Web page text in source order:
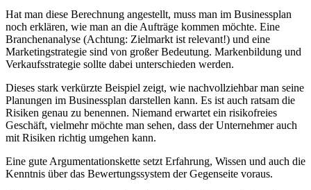
Hat man diese Berechnung angestellt, muss man im Businessplan
noch erklären, wie man an die Aufträge kommen möchte. Eine
Branchenanalyse (Achtung: Zielmarkt ist relevant!) und eine
Marketingstrategie sind von großer Bedeutung. Markenbildung und
Verkaufsstrategie sollte dabei unterschieden werden.
Dieses stark verkürzte Beispiel zeigt, wie nachvollziehbar man seine
Planungen im Businessplan darstellen kann. Es ist auch ratsam die
Risiken genau zu benennen. Niemand erwartet ein risikofreies
Geschäft, vielmehr möchte man sehen, dass der Unternehmer auch
mit Risiken richtig umgehen kann.
Eine gute Argumentationskette setzt Erfahrung, Wissen und auch die
Kenntnis über das Bewertungssystem der Gegenseite voraus.